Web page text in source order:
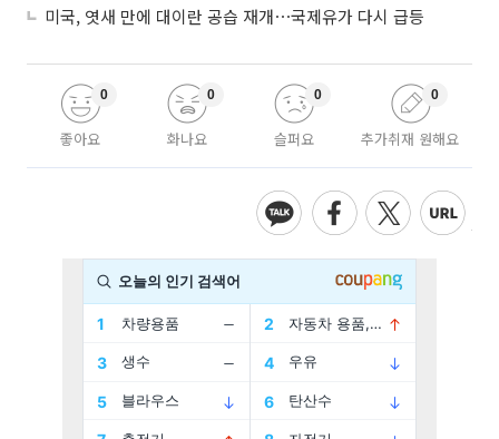
미국, 엿새 만에 대이란 공습 재개⋯국제유가 다시 급등
좋아요
0
화나요
0
슬퍼요
0
추가취재 원해요
0